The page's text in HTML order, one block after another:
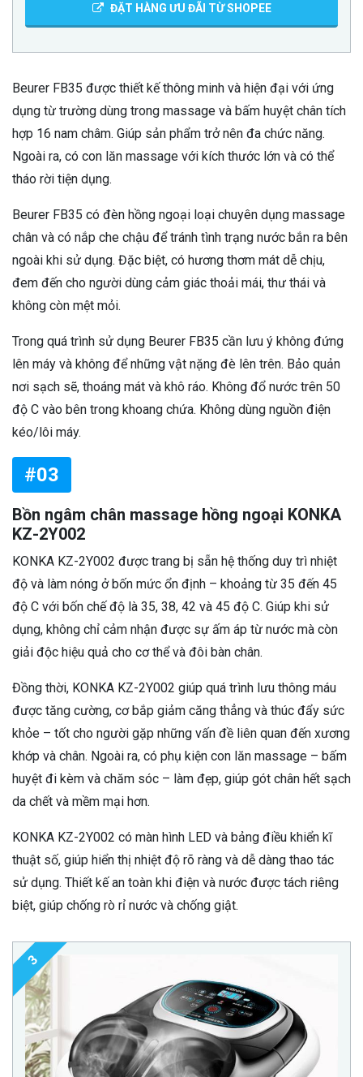
ĐẶT HÀNG ƯU ĐÃI TỪ SHOPEE
Beurer FB35 được thiết kế thông minh và hiện đại với ứng
dụng từ trường dùng trong massage và bấm huyệt chân tích
hợp 16 nam châm. Giúp sản phẩm trở nên đa chức năng.
Ngoài ra, có con lăn massage với kích thước lớn và có thể
tháo rời tiện dụng.
Beurer FB35 có đèn hồng ngoại loại chuyên dụng massage
chân và có nắp che chậu để tránh tình trạng nước bắn ra bên
ngoài khi sử dụng. Đặc biệt, có hương thơm mát dễ chịu,
đem đến cho người dùng cảm giác thoải mái, thư thái và
không còn mệt mỏi.
Trong quá trình sử dụng Beurer FB35 cần lưu ý không đứng
lên máy và không để những vật nặng đè lên trên. Bảo quản
nơi sạch sẽ, thoáng mát và khô ráo. Không đổ nước trên 50
độ C vào bên trong khoang chứa. Không dùng nguồn điện
kéo/lôi máy.
#03
Bồn ngâm chân massage hồng ngoại KONKA
KZ-2Y002
KONKA KZ-2Y002 được trang bị sẵn hệ thống duy trì nhiệt
độ và làm nóng ở bốn mức ổn định – khoảng từ 35 đến 45
độ C với bốn chế độ là 35, 38, 42 và 45 độ C. Giúp khi sử
dụng, không chỉ cảm nhận được sự ấm áp từ nước mà còn
giải độc hiệu quả cho cơ thể và đôi bàn chân.
Đồng thời, KONKA KZ-2Y002 giúp quá trình lưu thông máu
được tăng cường, cơ bắp giảm căng thẳng và thúc đẩy sức
khỏe – tốt cho người gặp những vấn đề liên quan đến xương
khớp và chân. Ngoài ra, có phụ kiện con lăn massage – bấm
huyệt đi kèm và chăm sóc – làm đẹp, giúp gót chân hết sạch
da chết và mềm mại hơn.
KONKA KZ-2Y002 có màn hình LED và bảng điều khiển kĩ
thuật số, giúp hiển thị nhiệt độ rõ ràng và dễ dàng thao tác
sử dụng. Thiết kế an toàn khi điện và nước được tách riêng
biệt, giúp chống rò rỉ nước và chống giật.
3